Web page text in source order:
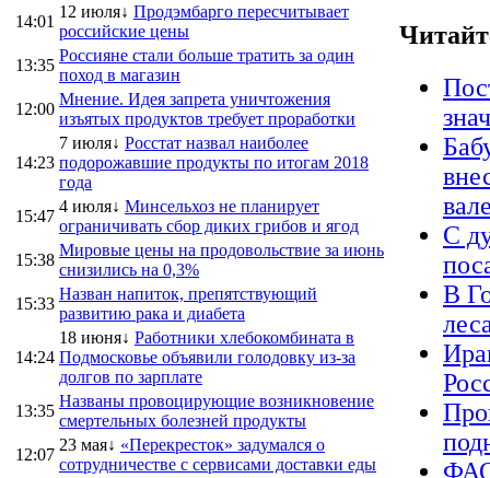
14:01
12 июля↓ Продэмбарго пересчитывает
российские цены
13:35
Россияне стали больше тратить за один
поход в магазин
12:00
Мнение. Идея запрета уничтожения
изъятых продуктов требует проработки
14:23
7 июля↓ Росстат назвал наиболее
подорожавшие продукты по итогам 2018
года
15:47
4 июля↓ Минсельхоз не планирует
ограничивать сбор диких грибов и ягод
15:38
Мировые цены на продовольствие за июнь
снизились на 0,3%
15:33
Назван напиток, препятствующий
развитию рака и диабета
14:24
18 июня↓ Работники хлебокомбината в
Подмосковье объявили голодовку из-за
долгов по зарплате
13:35
Названы провоцирующие возникновение
смертельных болезней продукты
12:07
23 мая↓ «Перекресток» задумался о
сотрудничестве с сервисами доставки еды
С
В